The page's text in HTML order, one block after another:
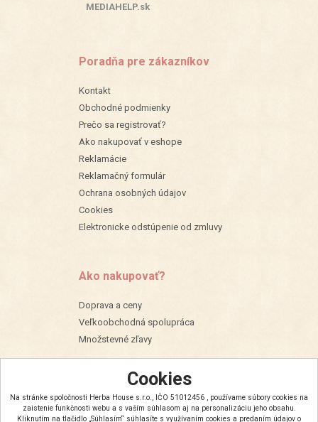
Cookies
Na stránke spoločnosti Herba House s.r.o., IČO 51012456 , používame súbory cookies na
zaistenie funkčnosti webu a s vaším súhlasom aj na personalizáciu jeho obsahu.
Kliknutím na tlačidlo „Súhlasím“ súhlasíte s využívaním cookies a predaním údajov o
MEDIAHELP.sk
Poradňa pre zákazníkov
Kontakt
Obchodné podmienky
Prečo sa registrovať?
Ako nakupovať v eshope
Reklamácie
Reklamačný formulár
Ochrana osobných údajov
Cookies
Elektronicke odstúpenie od zmluvy
Ako nakupovať?
Doprava a ceny
Veľkoobchodná spolupráca
Množstevné zľavy